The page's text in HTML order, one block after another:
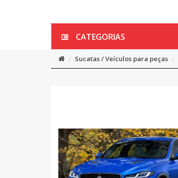
CATEGORIAS
Sucatas / Veículos para peças